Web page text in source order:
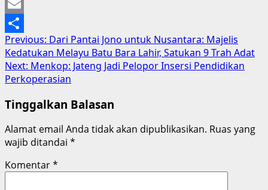
Mastodon
Email
Share
Post
navigation
Previous: Dari Pantai Jono untuk Nusantara: Majelis
Kedatukan Melayu Batu Bara Lahir, Satukan 9 Trah Adat
Next: Menkop: Jateng Jadi Pelopor Insersi Pendidikan
Perkoperasian
Tinggalkan Balasan
Alamat email Anda tidak akan dipublikasikan. Ruas yang
wajib ditandai *
Komentar*